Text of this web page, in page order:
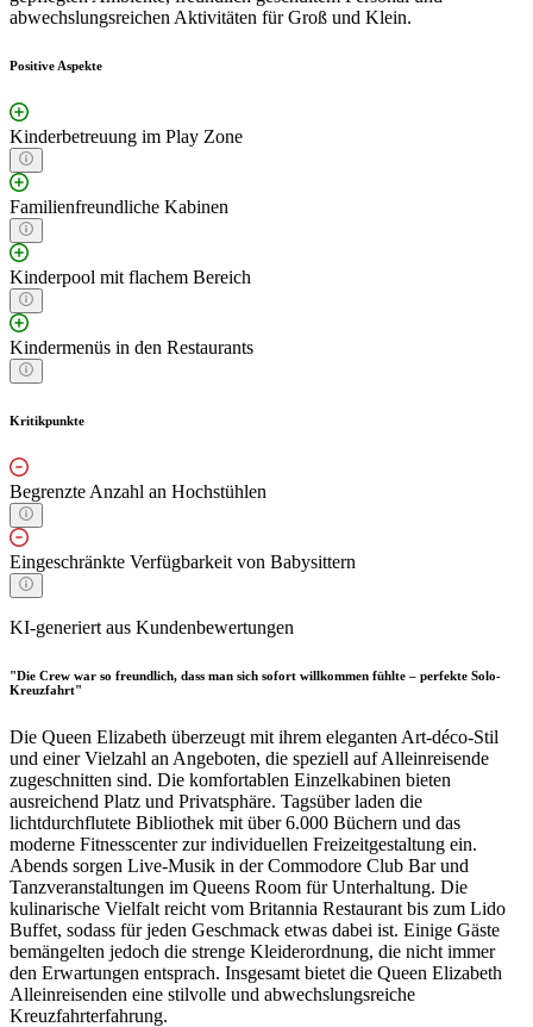
abwechslungsreichen Aktivitäten für Groß und Klein.
Positive Aspekte
Kinderbetreuung im Play Zone
Familienfreundliche Kabinen
Kinderpool mit flachem Bereich
Kindermenüs in den Restaurants
Kritikpunkte
Begrenzte Anzahl an Hochstühlen
Eingeschränkte Verfügbarkeit von Babysittern
KI-generiert aus Kundenbewertungen
"Die Crew war so freundlich, dass man sich sofort willkommen fühlte – perfekte Solo-
Kreuzfahrt"
Die Queen Elizabeth überzeugt mit ihrem eleganten Art-déco-Stil
und einer Vielzahl an Angeboten, die speziell auf Alleinreisende
zugeschnitten sind. Die komfortablen Einzelkabinen bieten
ausreichend Platz und Privatsphäre. Tagsüber laden die
lichtdurchflutete Bibliothek mit über 6.000 Büchern und das
moderne Fitnesscenter zur individuellen Freizeitgestaltung ein.
Abends sorgen Live-Musik in der Commodore Club Bar und
Tanzveranstaltungen im Queens Room für Unterhaltung. Die
kulinarische Vielfalt reicht vom Britannia Restaurant bis zum Lido
Buffet, sodass für jeden Geschmack etwas dabei ist. Einige Gäste
bemängelten jedoch die strenge Kleiderordnung, die nicht immer
den Erwartungen entsprach. Insgesamt bietet die Queen Elizabeth
Alleinreisenden eine stilvolle und abwechslungsreiche
Kreuzfahrterfahrung.